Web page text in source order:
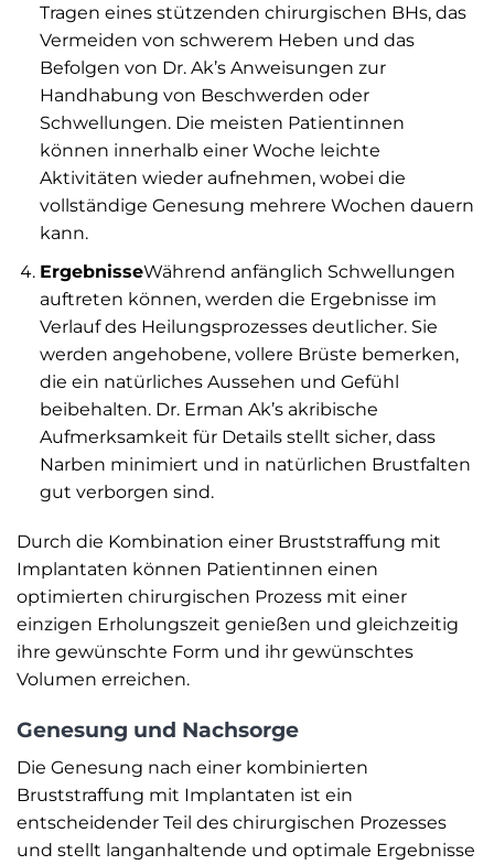
Tragen eines stützenden chirurgischen BHs, das
Vermeiden von schwerem Heben und das
Befolgen von Dr. Ak’s Anweisungen zur
Handhabung von Beschwerden oder
Schwellungen. Die meisten Patientinnen
können innerhalb einer Woche leichte
Aktivitäten wieder aufnehmen, wobei die
vollständige Genesung mehrere Wochen dauern
kann.
ErgebnisseWährend anfänglich Schwellungen
auftreten können, werden die Ergebnisse im
Verlauf des Heilungsprozesses deutlicher. Sie
werden angehobene, vollere Brüste bemerken,
die ein natürliches Aussehen und Gefühl
beibehalten. Dr. Erman Ak’s akribische
Aufmerksamkeit für Details stellt sicher, dass
Narben minimiert und in natürlichen Brustfalten
gut verborgen sind.
Durch die Kombination einer Bruststraffung mit
Implantaten können Patientinnen einen
optimierten chirurgischen Prozess mit einer
einzigen Erholungszeit genießen und gleichzeitig
ihre gewünschte Form und ihr gewünschtes
Volumen erreichen.
Genesung und Nachsorge
Die Genesung nach einer kombinierten
Bruststraffung mit Implantaten ist ein
entscheidender Teil des chirurgischen Prozesses
und stellt langanhaltende und optimale Ergebnisse